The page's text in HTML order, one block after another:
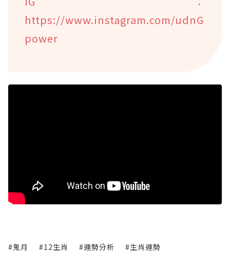
https://www.instagram.com/udnG
power
#鬼月 #12生肖 #運勢分析 #生肖運勢